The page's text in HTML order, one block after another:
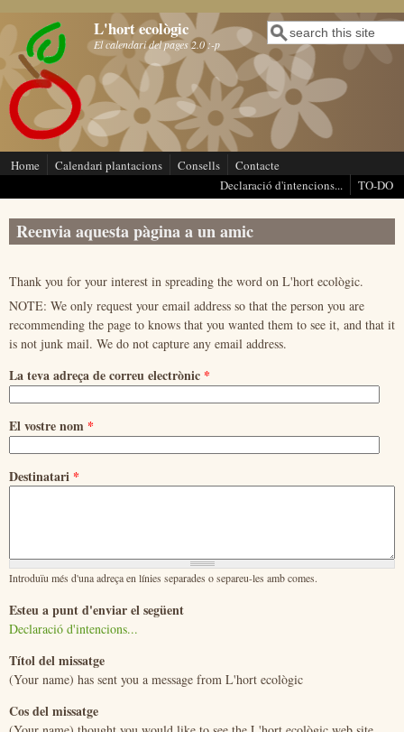
Vés al contingut L'hort ecològic
El calendari del pages 2.0 :-p Formulari de cerca
Cerca
Home Calendari plantacions Consells
Contacte
Declaració d'intencions...
TO-DO
Reenvia aquesta pàgina a un amic
Thank you for your interest in spreading the word on L'hort ecològic.
NOTE: We only request your email address so that the person you are
recommending the page to knows that you wanted them to see it, and that it
is not junk mail. We do not capture any email address.
La teva adreça de correu electrònic *
El vostre nom *
Destinatari *
Introduïu més d'una adreça en línies separades o separeu-les amb comes.
Esteu a punt d'enviar el següent
Declaració d'intencions...
Títol del missatge
(Your name) has sent you a message from L'hort ecològic
Cos del missatge